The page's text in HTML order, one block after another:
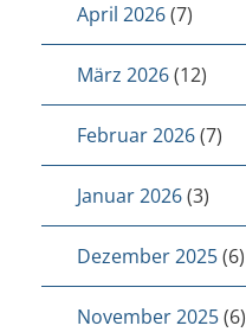
April 2026(7)
März 2026(12)
Februar 2026(7)
Januar 2026(3)
Dezember 2025(6)
November 2025(6)